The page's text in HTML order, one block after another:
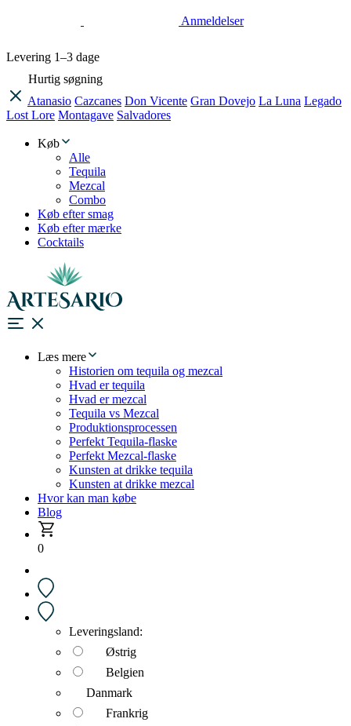
Anmeldelser
Levering 1–3 dage
Hurtig søgning
Atanasio Cazcanes Don Vicente Gran Dovejo La Luna Legado
Lost Lore Montagave Salvadores
Køb
Alle
Tequila
Mezcal
Combo
Køb efter smag
Køb efter mærke
Cocktails
Læs mere
Historien om tequila og mezcal
Hvad er tequila
Hvad er mezcal
Tequila vs Mezcal
Produktionsprocessen
Perfekt Tequila-flaske
Perfekt Mezcal-flaske
Kunsten at drikke tequila
Kunsten at drikke mezcal
Hvor kan man købe
Blog
0
Leveringsland:
Østrig
Belgien
Danmark
Frankrig